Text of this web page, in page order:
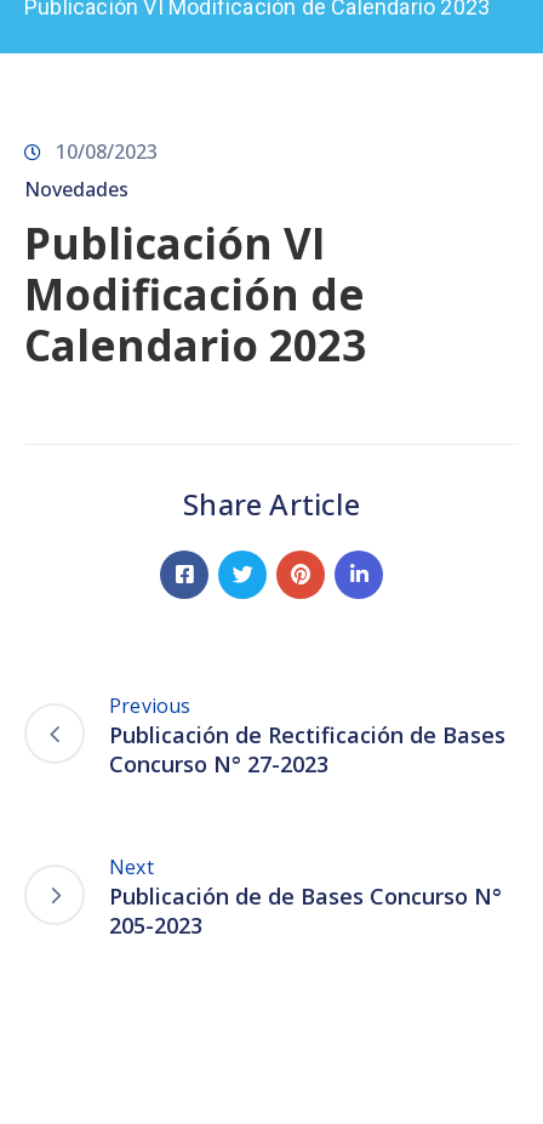
Publicación VI Modificación de Calendario 2023
10/08/2023
Novedades
Publicación VI
Modificación de
Calendario 2023
Share Article
Previous
Publicación de Rectificación de Bases
Concurso N° 27-2023
Next
Publicación de de Bases Concurso N°
205-2023